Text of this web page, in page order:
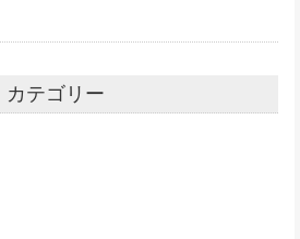
カテゴリー